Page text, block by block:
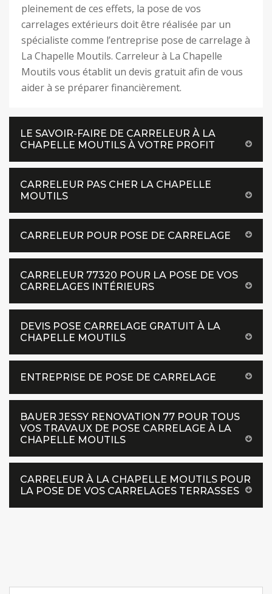
pleinement de ces effets, la pose de vos
carrelages extérieurs doit être réalisée par un
spécialiste comme l’entreprise pose de carrelage à
La Chapelle Moutils. Carreleur à La Chapelle
Moutils vous établit un devis gratuit afin de vous
aider à se préparer financièrement.
LE SAVOIR-FAIRE DE CARRELEUR À LA
CHAPELLE MOUTILS À VOTRE PROFIT
CARRELEUR PAS CHER LA CHAPELLE
MOUTILS
CARRELEUR POUR POSE DE CARRELAGE
CARRELEUR 77320 POUR LA POSE DE VOS
CARRELAGES INTÉRIEURS
DEVIS POSE CARRELAGE GRATUIT À LA
CHAPELLE MOUTILS
ENTREPRISE DE POSE DE CARRELAGE
BAUER JESSY RENOVATION 77 POUR TOUS
VOS TRAVAUX DE POSE CARRELAGE À LA
CHAPELLE MOUTILS
CARRELEUR À LA CHAPELLE MOUTILS POUR
LA POSE DE VOS CARRELAGES TERRASSES